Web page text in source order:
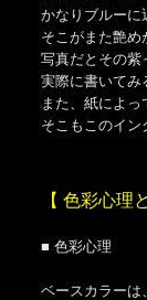
かなりブルーに
そこがまた艶め
写真だとその紫
実際に書いてみ
また、紙によっ
そこもこのイン
【 色彩心理
■ 色彩心理
ベースカラーは